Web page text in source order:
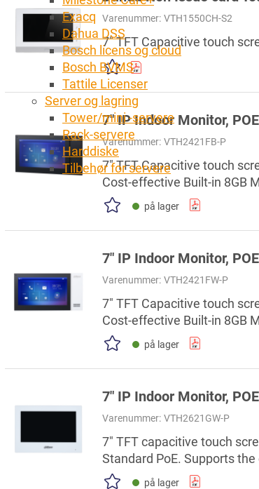
Exacq
Dahua DSS
Bosch licens og cloud
Bosch BVMS
Tattile Licenser
Server og lagring
Tower/mini -servere
Rack-servere
Harddiske
Tilbehør for servere
Varenummer: VTH1550CH-S2
7" TFT Capacitive touch
7" IP Indoor Monitor,
Varenummer: VTH2421FB-P
7" TFT Capacitive touch
Cost-effective Built-in 8GB
på lager
7" IP Indoor Monitor,
Varenummer: VTH2421FW-P
7" TFT Capacitive touch
Cost-effective Built-in 8GB
på lager
7" IP Indoor Monitor,
Varenummer: VTH2621GW-P
7" TFT capacitive touch
Standard PoE. Supports
Customize DND mode and
på lager